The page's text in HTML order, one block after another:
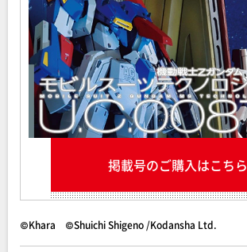
掲載号のご購入はこちら
©Khara ©Shuichi Shigeno /Kodansha Ltd.